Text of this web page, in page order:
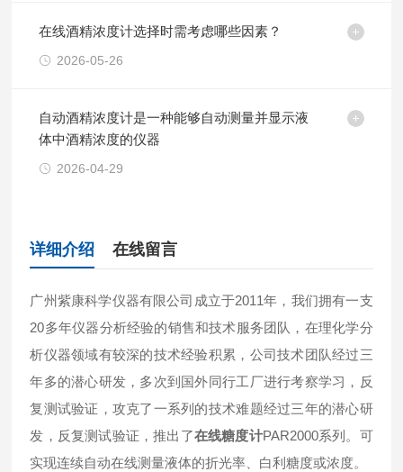
在线酒精浓度计选择时需考虑哪些因素？
2026-05-26
自动酒精浓度计是一种能够自动测量并显示液
体中酒精浓度的仪器
2026-04-29
详细介绍 在线留言
广州紫康科学仪器有限公司成立于2011年，我们拥有一支
20多年仪器分析经验的销售和技术服务团队，在理化学分
析仪器领域有较深的技术经验积累，公司技术团队经过三
年多的潜心研发，多次到国外同行工厂进行考察学习，反
复测试验证，攻克了一系列的技术难题经过三年的潜心研
发，反复测试验证，推出了在线糖度计PAR2000系列。可
实现连续自动在线测量液体的折光率、白利糖度或浓度。